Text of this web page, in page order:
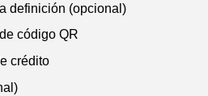
definición (opcional)
código QR
crédito